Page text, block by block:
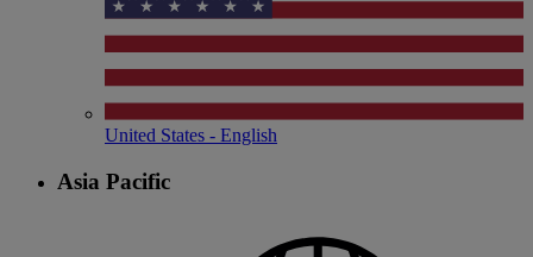
United States - English
Asia Pacific